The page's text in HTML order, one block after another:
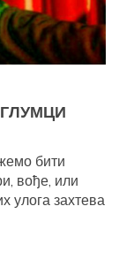
бити
вође, или
улога захтева